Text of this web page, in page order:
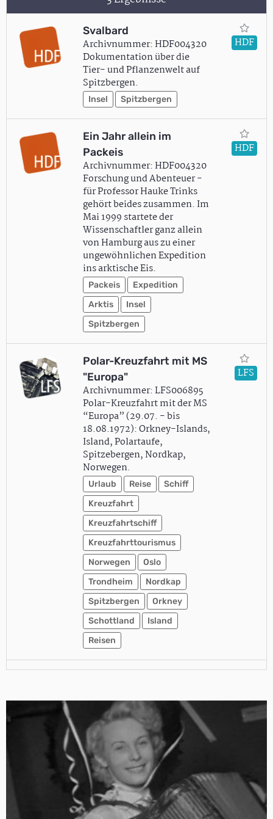
Svalbard
Archivnummer: HDF004320
Dokumentation über die
Tier- und Pflanzenwelt auf
Spitzbergen.
Insel Spitzbergen
HDF
Ein Jahr allein im
Packeis
Archivnummer: HDF004320
Forschung und Abenteuer -
für Professor Hauke Trinks
gehört beides zusammen. Im
Mai 1999 startete der
Wissenschaftler ganz allein
von Hamburg aus zu einer
ungewöhnlichen Expedition
ins arktische Eis.
Packeis
Expedition
Arktis
Insel
Spitzbergen
HDF
Polar-Kreuzfahrt mit MS
"Europa"
Archivnummer: LFS006895
Polar-Kreuzfahrt mit der MS
“Europa” (29.07. - bis
18.08.1972): Orkney-Islands,
Island, Polartaufe,
Spitzebergen, Nordkap,
Norwegen.
Urlaub Reise
Schiff
Kreuzfahrt
Kreuzfahrtschiff
Kreuzfahrttourismus
Norwegen
Oslo
Trondheim
Nordkap
Spitzbergen
Orkney
Schottland
Island
Reisen
LFS